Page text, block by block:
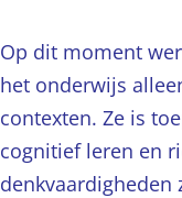
Op dit moment
het onderwijs
contexten. Ze is
cognitief leren en